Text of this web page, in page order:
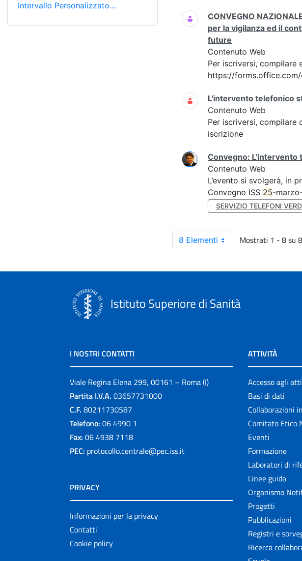
Intervallo Personalizzato…
CONVEGNO
per la vigilanza ed il
future
Contenuto Web
Per iscriversi, compilare
https://forms.office.com/
L'intervento telefonico
Contenuto Web
Per iscriversi, compilare
iscrizione
Convegno: L'intervento
Contenuto Web
L’evento si svolgerà, in
Convegno ISS 25-
SERVIZIO TELEFONI
8 Elementi Mostrati 1 - 8 su
Istituto Superiore di Sanità
I NOSTRI CONTATTI
Viale Regina Elena 299, 00161 – Roma (I)
Partita I.V.A. 03657731000
C.F. 80211730587
Telefono: 06 4990 1
Fax: 06 4938 7118
PEC: protocollo.centrale@pec.iss.it
PRIVACY
Informazioni per la privacy
Contatti
Cookie policy
ATTIVITÀ
Accesso agli atti
Basi di dati
Collaborazioni
Comitato Etico
Eventi
Formazione
Laboratori di
Linee guida
Organismo
Progetti
Pubblicazioni
Registri e
Ricerca